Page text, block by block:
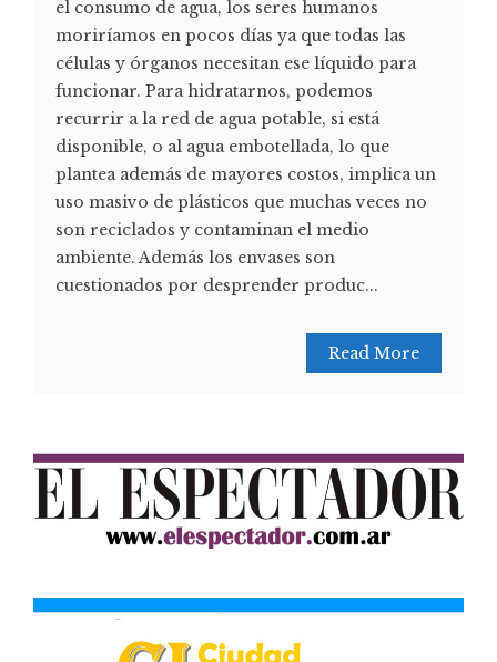
el consumo de agua, los seres humanos
moriríamos en pocos días ya que todas las
células y órganos necesitan ese líquido para
funcionar. Para hidratarnos, podemos
recurrir a la red de agua potable, si está
disponible, o al agua embotellada, lo que
plantea además de mayores costos, implica un
uso masivo de plásticos que muchas veces no
son reciclados y contaminan el medio
ambiente. Además los envases son
cuestionados por desprender produc...
Read More